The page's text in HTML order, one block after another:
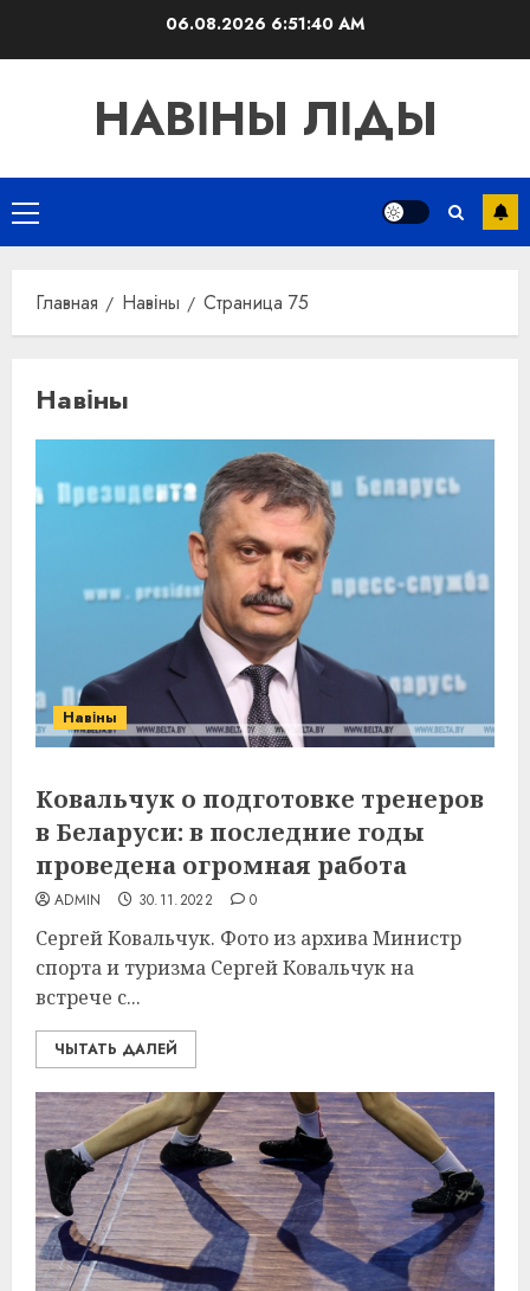
06.08.20266:51:41 AM
НАВІНЫ ЛІДЫ
Основное
меню
Главная Навіны Страница 75
Навіны
Навіны
Ковальчук о подготовке тренеров
в Беларуси: в последние годы
проведена огромная работа
ADMIN 30.11.2022 0
Сергей Ковальчук. Фото из архива Министр
спорта и туризма Сергей Ковальчук на
встрече с...
ЧЫТАТЬ ДАЛЕЙ